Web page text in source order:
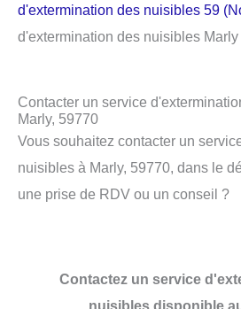
d'extermination des nuisibles 59
d'extermination des nuisibles Marly
Contacter un service
Marly, 59770
Vous souhaitez contacter un
nuisibles à Marly, 59770, dans le
une prise de RDV ou un conseil ?
Contactez un service
nuisibles disponible